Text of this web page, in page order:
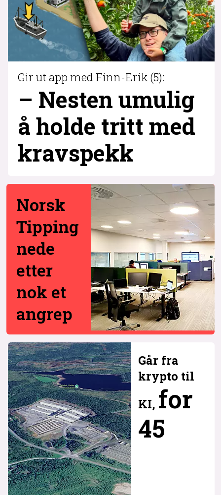
Gir ut app med Finn-Erik (5):
– Nesten umulig
å holde tritt med
krav­spekk
Norsk
Tipping
nede
etter
nok et
angrep
Går fra
krypto til
KI, for
45